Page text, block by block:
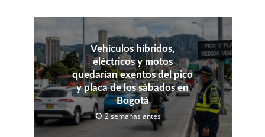
Vehículos híbridos,
eléctricos y motos
quedarían exentos del pico
y placa de los sábados en
Bogotá
2 semanas antes